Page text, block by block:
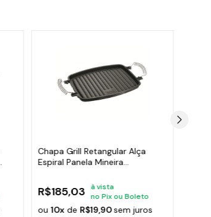
Chapa Grill Retangular Alça
Espiral Panela Mineira
R$185,03
à vista
no Pix ou Boleto
ou10x de R$19,90sem juros